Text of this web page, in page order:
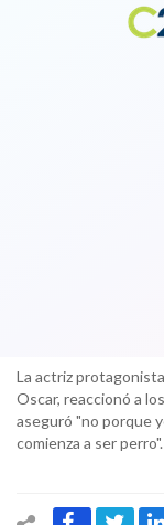
La actriz
Oscar, reaccionó a
aseguró "no porque
comienza a ser perro".